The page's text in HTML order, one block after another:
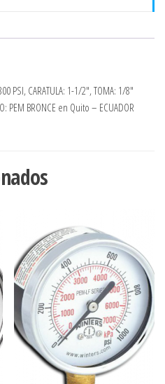
PSI, CARATULA: 1-1/2″, TOMA: 1/8″
PEM BRONCE en Quito – ECUADOR